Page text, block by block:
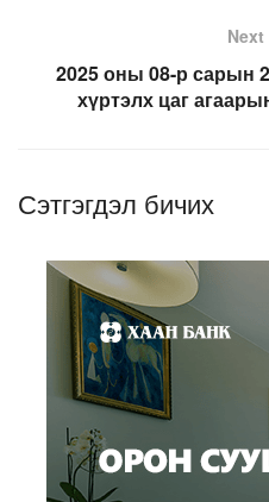
2025 оны 08-р сарын
хүртэлх цаг
Сэтгэгдэл бичих